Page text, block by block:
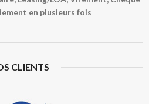
en plusieurs fois
CLIENTS